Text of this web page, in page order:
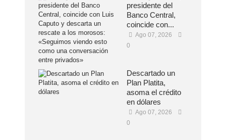
presidente del
Banco Central,
coincide con...
Ago 07, 2026
0
Descartado un
Plan Platita,
asoma el crédito
en dólares
Ago 07, 2026
0